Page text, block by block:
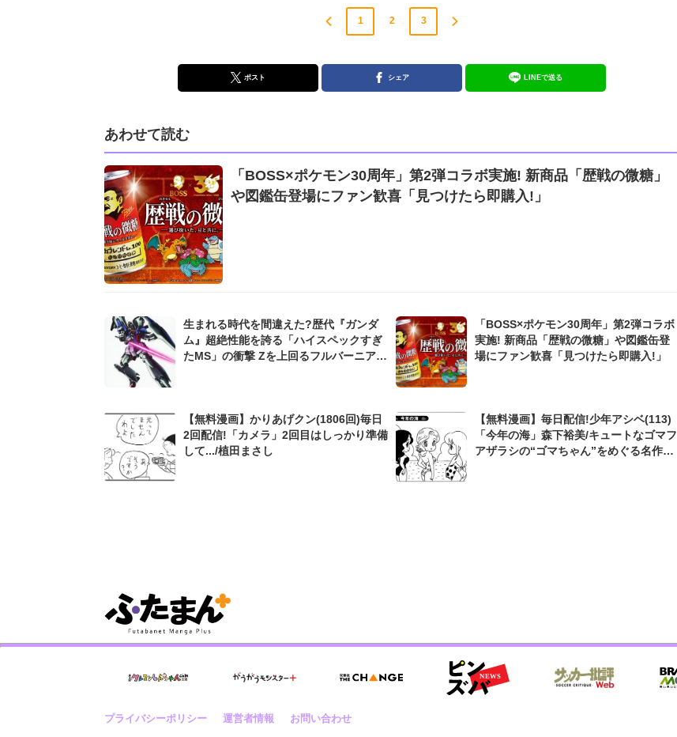
1 2 3
ポスト シェア LINEで送る
あわせて読む
「BOSS×ポケモン30周年」第2弾コラボ実施! 新商品「歴戦の微糖」
や図鑑缶登場にファン歓喜「見つけたら即購入!」
生まれる時代を間違えた?歴代『ガンダ
ム』超絶性能を誇る「ハイスペックすぎ
たMS」の衝撃 Zを上回るフルバーニアン
「BOSS×ポケモン30周年」第2弾コラボ
実施! 新商品「歴戦の微糖」や図鑑缶登
場にファン歓喜「見つけたら即購入!」
【無料漫画】かりあげクン(1806回)毎日
2回配信!「カメラ」2回目はしっかり準備
して.../植田まさし
【無料漫画】毎日配信!少年アシベ(113)
「今年の海」森下裕美/キュートなゴマフ
アザラシの“ゴマちゃん”をめぐる名作ギ
プライバシーポリシー 運営者情報 お問い合わせ